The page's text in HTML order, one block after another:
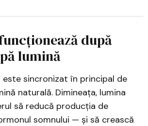
după
lumină
este sincronizat în principal de
naturală. Dimineața, lumina
să reducă producția de
somnului — și să crească